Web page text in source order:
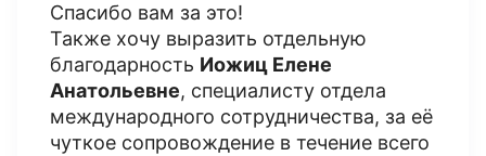
Спасибо вам за это!
Также хочу выразить отдельную
благодарность Иожиц Елене
Анатольевне, специалисту отдела
международного сотрудничества, за её
чуткое сопровождение в течение всего